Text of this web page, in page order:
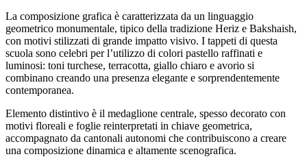
La composizione grafica è caratterizzata da un linguaggio
geometrico monumentale, tipico della tradizione Heriz e Bakshaish,
con motivi stilizzati di grande impatto visivo. I tappeti di questa
scuola sono celebri per l’utilizzo di colori pastello raffinati e
luminosi: toni turchese, terracotta, giallo chiaro e avorio si
combinano creando una presenza elegante e sorprendentemente
contemporanea.
Elemento distintivo è il medaglione centrale, spesso decorato con
motivi floreali e foglie reinterpretati in chiave geometrica,
accompagnato da cantonali autonomi che contribuiscono a creare
una composizione dinamica e altamente scenografica.